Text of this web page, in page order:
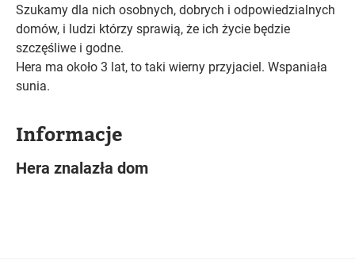
Szukamy dla nich osobnych, dobrych i odpowiedzialnych
domów, i ludzi którzy sprawią, że ich życie będzie
szczęśliwe i godne.
Hera ma około 3 lat, to taki wierny przyjaciel. Wspaniała
sunia.
Informacje
Hera znalazła dom